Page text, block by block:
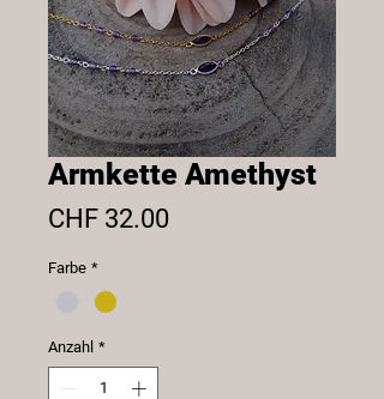
Armkette Amethyst
CHF 32.00
Farbe *
Anzahl *